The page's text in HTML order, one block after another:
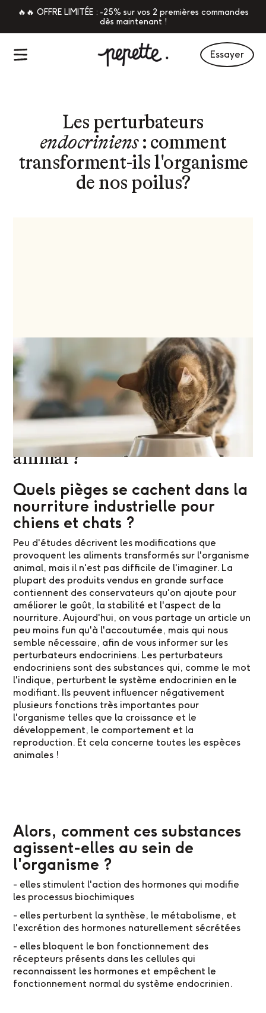
🔥🔥 OFFRE LIMITÉE : -25% sur vos 2 premières commandes
dès maintenant !
Essayer
Les perturbateurs
endocriniens : comment
transforment-ils l'organisme
de nos poilus?
Quels sont les principaux
risques des aliments
transformés sur l'organisme
animal ?
Quels pièges se cachent dans la
nourriture industrielle pour
chiens et chats ?
Peu d'études décrivent les modifications que
provoquent les aliments transformés sur l'organisme
animal, mais il n'est pas difficile de l'imaginer. La
plupart des produits vendus en grande surface
contiennent des conservateurs qu'on ajoute pour
améliorer le goût, la stabilité et l'aspect de la
nourriture. Aujourd'hui, on vous partage un article un
peu moins fun qu'à l'accoutumée, mais qui nous
semble nécessaire, afin de vous informer sur les
perturbateurs endocriniens. Les perturbateurs
endocriniens sont des substances qui, comme le mot
l'indique, perturbent le système endocrinien en le
modifiant. Ils peuvent influencer négativement
plusieurs fonctions très importantes pour
l'organisme telles que la croissance et le
développement, le comportement et la
reproduction. Et cela concerne toutes les espèces
animales !
Alors, comment ces substances
agissent-elles au sein de
l'organisme ?
- elles stimulent l'action des hormones qui modifie
les processus biochimiques
- elles perturbent la synthèse, le métabolisme, et
l'excrétion des hormones naturellement sécrétées
- elles bloquent le bon fonctionnement des
récepteurs présents dans les cellules qui
reconnaissent les hormones et empêchent le
fonctionnement normal du système endocrinien.